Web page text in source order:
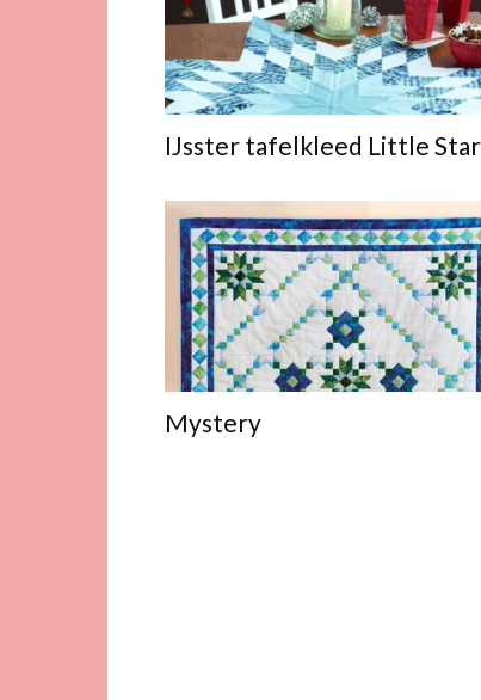
IJsster tafelkleed Little Star
Mystery